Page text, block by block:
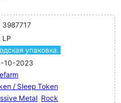
3987717
LP
упаковка.
10-2023
/ Sleep Token
Metal Rock